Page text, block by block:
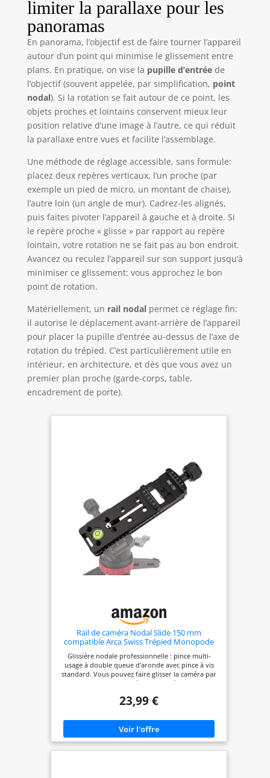
limiter la parallaxe pour les
panoramas
En panorama, l’objectif est de faire tourner l’appareil
autour d’un point qui minimise le glissement entre
plans. En pratique, on vise la pupille d’entréede
l’objectif (souvent appelée, par simplification, point
nodal). Si la rotation se fait autour de ce point, les
objets proches et lointains conservent mieux leur
position relative d’une image à l’autre, ce qui réduit
la parallaxe entre vues et facilite l’assemblage.
Une méthode de réglage accessible, sans formule:
placez deux repères verticaux, l’un proche (par
exemple un pied de micro, un montant de chaise),
l’autre loin (un angle de mur). Cadrez-les alignés,
puis faites pivoter l’appareil à gauche et à droite. Si
le repère proche « glisse » par rapport au repère
lointain, votre rotation ne se fait pas au bon endroit.
Avancez ou reculez l’appareil sur son support jusqu’à
minimiser ce glissement: vous approchez le bon
point de rotation.
Matériellement, un rail nodalpermet ce réglage fin:
il autorise le déplacement avant-arrière de l’appareil
pour placer la pupille d’entrée au-dessus de l’axe de
rotation du trépied. C’est particulièrement utile en
intérieur, en architecture, et dès que vous avez un
premier plan proche (garde-corps, table,
encadrement de porte).
Rail de caméra Nodal Slide 150 mm
compatible Arca Swiss Trépied Monopode
Tête sphérique pour photographie
panoramique et gros plan
Glissière nodale professionnelle : pince multi-
usage à double queue d'aronde avec pince à vis
standard. Vous pouvez faire glisser la caméra par
le nœud du rail sans déplacer le trépied. Ce qui
la photographie panoramique. Matériau :
avec précision à partir d'aluminium léger de
qualité aéronautique, finition anodisée dure noire
avec surface lisse. Large compatibilité : design
23,99 €